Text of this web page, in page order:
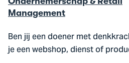
Management
Ben jij een doener met
je een webshop, dienst of